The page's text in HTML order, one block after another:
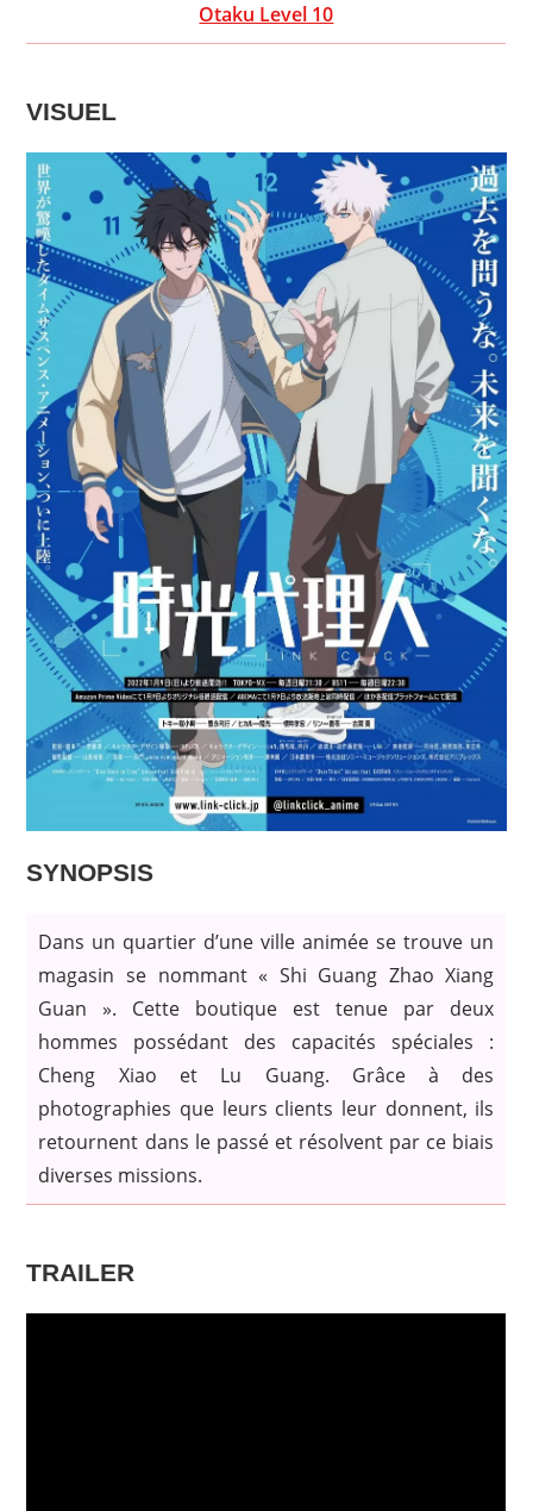
Otaku Level 10
VISUEL
SYNOPSIS
Dans un quartier d’une ville animée se trouve un
magasin se nommant « Shi Guang Zhao Xiang
Guan ». Cette boutique est tenue par deux
hommes possédant des capacités spéciales :
Cheng Xiao et Lu Guang. Grâce à des
photographies que leurs clients leur donnent, ils
retournent dans le passé et résolvent par ce biais
diverses missions.
TRAILER